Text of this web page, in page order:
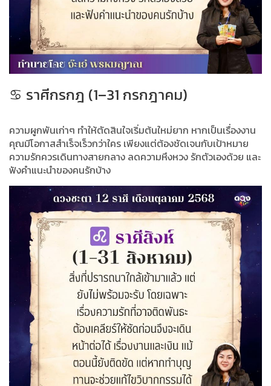
♋ ราศีกรกฎ (1–31 กรกฎาคม)
ความผูกพันเก่าๆ ทำให้ตัดสินใจเริ่มต้นใหม่ยาก หากเป็นเรื่องงาน
คุณมีโอกาสสำเร็จเร็วกว่าใคร เพียงแต่ต้องชัดเจนกับเป้าหมาย
ความรักควรเดินทางสายกลาง ลดความหึงหวง รักตัวเองด้วย และ
ฟังคำแนะนำของคนรักบ้าง